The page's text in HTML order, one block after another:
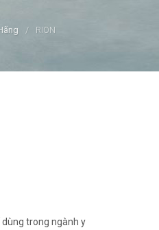
/ RION
dùng trong ngành y